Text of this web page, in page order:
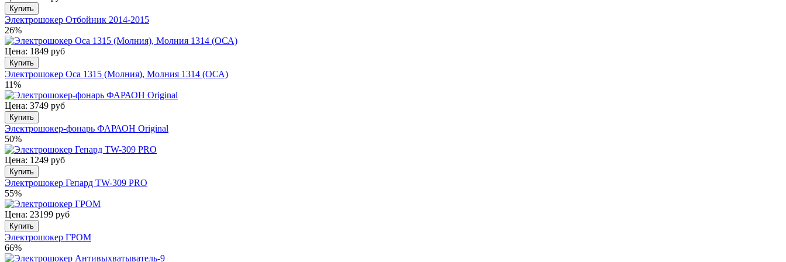
Купить
Электрошокер Отбойник 2014-2015
26%
Цена: 1849 руб
Купить
Электрошокер Оса 1315 (Молния), Молния 1314 (ОСА)
11%
Цена: 3749 руб
Купить
Электрошокер-фонарь ФАРАОН Original
50%
Цена: 1249 руб
Купить
Электрошокер Гепард TW-309 PRO
55%
Цена: 23199 руб
Купить
Электрошокер ГРОМ
66%